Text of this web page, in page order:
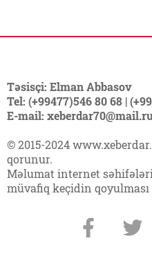
Təsisçi: Elman Abbasov
Tel: (+99477)546 80 68 |
E-mail:
© 2015-2024
qorunur.
Məlumat internet
müvafiq keçidin